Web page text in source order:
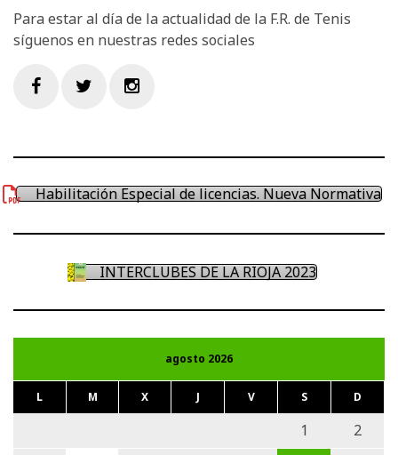
Para estar al día de la actualidad de la F.R. de Tenis
síguenos en nuestras redes sociales
Habilitación Especial de licencias. Nueva Normativa
INTERCLUBES DE LA RIOJA 2023
agosto 2026
L M X J V S D
1
2